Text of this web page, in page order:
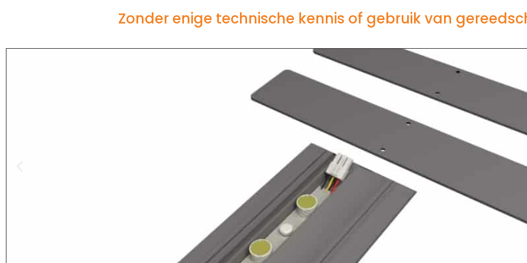
Zonder enige technische kennis of gebruik van